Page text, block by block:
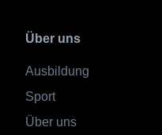
Über uns
Ausbildung
Sport
Über uns